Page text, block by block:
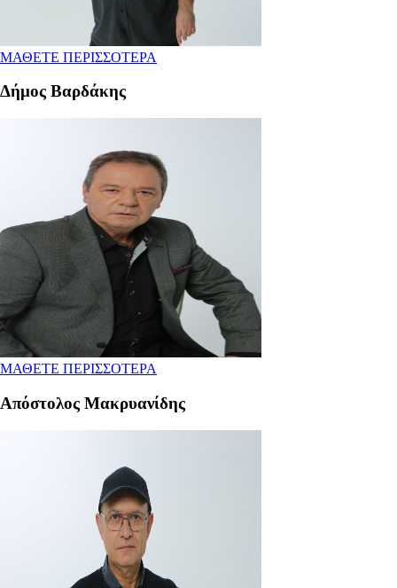
ΜΑΘΕΤΕ ΠΕΡΙΣΣΟΤΕΡΑ
Δήμος Βαρδάκης
ΜΑΘΕΤΕ ΠΕΡΙΣΣΟΤΕΡΑ
Aπόστολος Μακρυανίδης